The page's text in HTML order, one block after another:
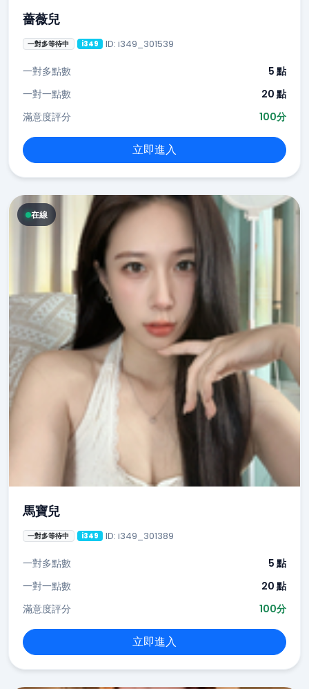
薔薇兒
一對多等待中 i349 ID: i349_301539
一對多點數
5 點
一對一點數
20 點
滿意度評分
100分
立即進入
在線
馬寶兒
一對多等待中 i349 ID: i349_301389
一對多點數
5 點
一對一點數
20 點
滿意度評分
100分
立即進入